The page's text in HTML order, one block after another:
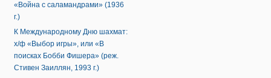
«Война с саламандрами» (1936
г.)
К Международному Дню шахмат:
х/ф «Выбор игры», или «В
поисках Бобби Фишера» (реж.
Стивен Заиллян, 1993 г.)